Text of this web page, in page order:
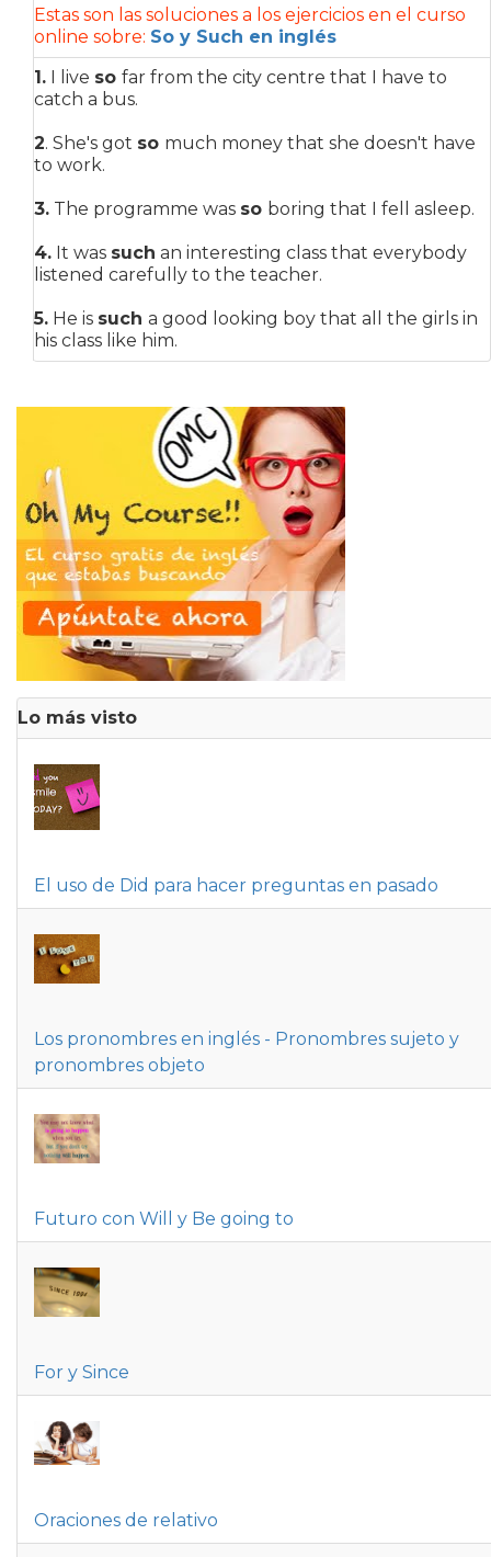
Estas son las soluciones a los ejercicios en el curso
online sobre: So y Such en inglés
1. I live so far from the city centre that I have to
catch a bus.
2. She's got so much money that she doesn't have
to work.
3. The programme was so boring that I fell asleep.
4. It was such an interesting class that everybody
listened carefully to the teacher.
5. He is such a good looking boy that all the girls in
his class like him.
Lo más visto
El uso de Did para hacer preguntas en pasado
Los pronombres en inglés - Pronombres sujeto y
pronombres objeto
Futuro con Will y Be going to
For y Since
Oraciones de relativo